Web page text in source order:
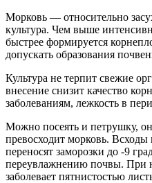
Морковь — относительно
культура. Чем выше
быстрее формируется
допускать образования
Культура не терпит свежие
внесение снизит качество
заболеваниям, лежкость в
Можно посеять и петрушку,
превосходит морковь. Всходы
переносят заморозки до -9
переувлажнению почвы. При
заболевает пятнистостью